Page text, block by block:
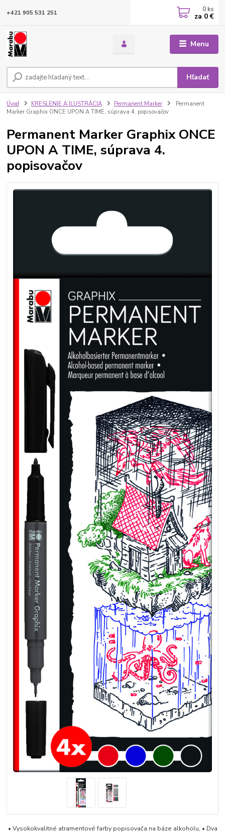
Menu
Hľadať
+421 905 531 251 0 ks
za 0 €
Úvod KRESLENIE A ILUSTRÁCIA Permanent Marker
Permanent
Marker Graphix ONCE UPON A TIME, súprava 4. popisovačov
Permanent Marker Graphix ONCE
UPON A TIME, súprava 4.
popisovačov
• Vysokokvalitné atramentové farby popisovača na báze alkoholu, • Dva